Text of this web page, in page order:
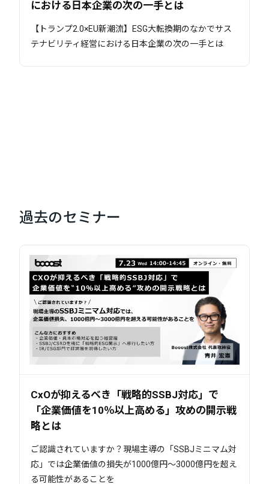
における日本企業の次の一手とは
【トランプ2.0×EU新潮流】ESG大転換期のなかでサス
テナビリティ経営における日本企業の次の一手とは
過去のセミナー
CxOが抑えるべき「戦略的SSBJ対応」で
「企業価値を10％以上高める」攻めの開示戦
略とは
ご認識されていますか？現場主導の「SSBJミニマム対
応」では企業価値の損失が1000億円～3000億円を超え
る可能性があることを